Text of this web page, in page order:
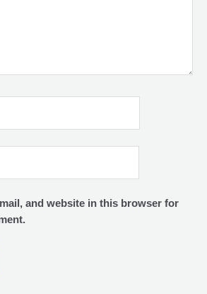
and website in this browser for